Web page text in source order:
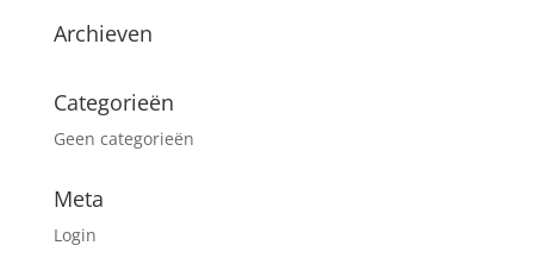
Archieven
Categorieën
Geen categorieën
Meta
Login